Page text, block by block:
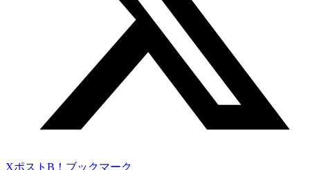
Xポスト B！ブックマーク